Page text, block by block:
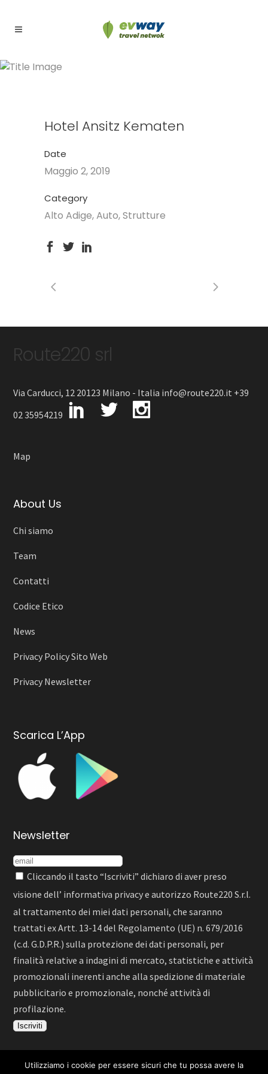
Hotel Ansitz Kematen
Hotel Ansitz Kematen
Date
Maggio 2, 2019
Category
Alto Adige, Auto, Strutture
Route220 srl
Via Carducci, 12 20123 Milano - Italia info@route220.it +39
02 35954219
Map
About Us
Chi siamo
Team
Contatti
Codice Etico
News
Privacy Policy Sito Web
Privacy Newsletter
Scarica L’App
Newsletter
Cliccando il tasto “Iscriviti” dichiaro di aver preso
visione dell’ informativa privacye autorizzo Route220 S.r.l.
al trattamento dei miei dati personali, che saranno
trattati ex Artt. 13-14 del Regolamento (UE) n. 679/2016
(c.d. G.D.P.R.) sulla protezione dei dati personali, per
finalità relative a indagini di mercato, statistiche e attività
promozionali inerenti anche alla spedizione di materiale
pubblicitario e promozionale, nonché attività di
profilazione.
Utilizziamo i cookie per essere sicuri che tu possa avere la